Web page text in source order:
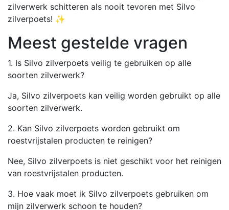
zilverwerk schitteren als nooit tevoren met Silvo
zilverpoets! ✨
Meest gestelde vragen
1. Is Silvo zilverpoets veilig te gebruiken op alle
soorten zilverwerk?
Ja, Silvo zilverpoets kan veilig worden gebruikt op alle
soorten zilverwerk.
2. Kan Silvo zilverpoets worden gebruikt om
roestvrijstalen producten te reinigen?
Nee, Silvo zilverpoets is niet geschikt voor het reinigen
van roestvrijstalen producten.
3. Hoe vaak moet ik Silvo zilverpoets gebruiken om
mijn zilverwerk schoon te houden?